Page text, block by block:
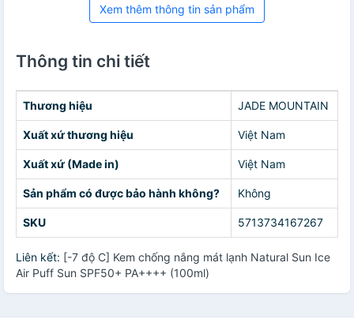
Xem thêm thông tin sản phẩm
Thông tin chi tiết
Thương hiệu JADE MOUNTAIN
Xuất xứ thương hiệu Việt Nam
Xuất xứ (Made in) Việt Nam
Sản phẩm có được bảo hành không? Không
SKU 5713734167267
Liên kết: [-7 độ C] Kem chống nắng mát lạnh Natural Sun Ice
Air Puff Sun SPF50+ PA++++ (100ml)